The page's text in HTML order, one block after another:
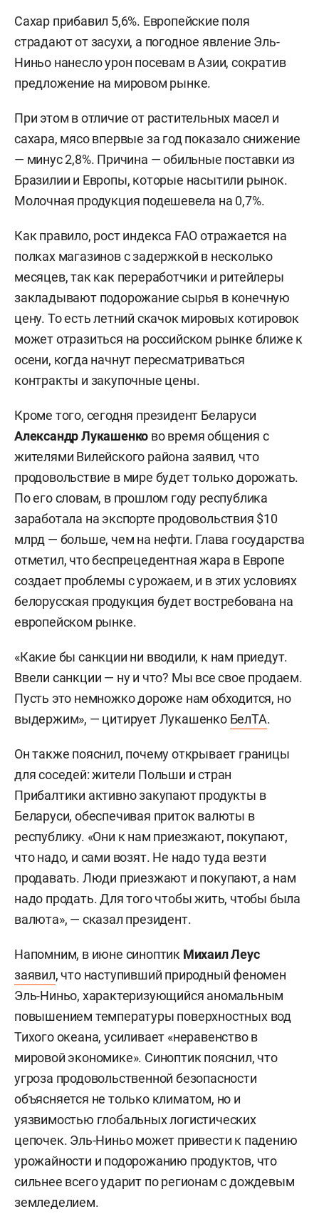
Сахар прибавил 5,6%. Европейские поля
страдают от засухи, а погодное явление Эль-
Ниньо нанесло урон посевам в Азии, сократив
предложение на мировом рынке.
При этом в отличие от растительных масел и
сахара, мясо впервые за год показало снижение
— минус 2,8%. Причина — обильные поставки из
Бразилии и Европы, которые насытили рынок.
Молочная продукция подешевела на 0,7%.
Как правило, рост индекса FAO отражается на
полках магазинов с задержкой в несколько
месяцев, так как переработчики и ритейлеры
закладывают подорожание сырья в конечную
цену. То есть летний скачок мировых котировок
может отразиться на российском рынке ближе к
осени, когда начнут пересматриваться
контракты и закупочные цены.
Кроме того, сегодня президент Беларуси
Александр Лукашенко во время общения с
жителями Вилейского района заявил, что
продовольствие в мире будет только дорожать.
По его словам, в прошлом году республика
заработала на экспорте продовольствия $10
млрд — больше, чем на нефти. Глава государства
отметил, что беспрецедентная жара в Европе
создает проблемы с урожаем, и в этих условиях
белорусская продукция будет востребована на
европейском рынке.
«Какие бы санкции ни вводили, к нам приедут.
Ввели санкции — ну и что? Мы все свое продаем.
Пусть это немножко дороже нам обходится, но
выдержим», — цитирует Лукашенко БелТА.
Он также пояснил, почему открывает границы
для соседей: жители Польши и стран
Прибалтики активно закупают продукты в
Беларуси, обеспечивая приток валюты в
республику. «Они к нам приезжают, покупают,
что надо, и сами возят. Не надо туда везти
продавать. Люди приезжают и покупают, а нам
надо продать. Для того чтобы жить, чтобы была
валюта», — сказал президент.
Напомним, в июне синоптик Михаил Леус
заявил, что наступивший природный феномен
Эль-Ниньо, характеризующийся аномальным
повышением температуры поверхностных вод
Тихого океана, усиливает «неравенство в
мировой экономике». Синоптик пояснил, что
угроза продовольственной безопасности
объясняется не только климатом, но и
уязвимостью глобальных логистических
цепочек. Эль-Ниньо может привести к падению
урожайности и подорожанию продуктов, что
сильнее всего ударит по регионам с дождевым
земледелием.